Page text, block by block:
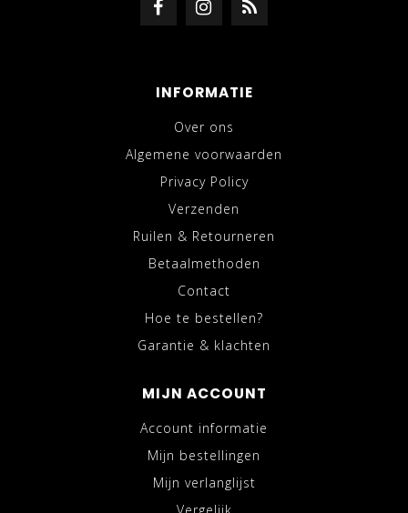
INFORMATIE
Over ons
Algemene voorwaarden
Privacy Policy
Verzenden
Ruilen & Retourneren
Betaalmethoden
Contact
Hoe te bestellen?
Garantie & klachten
MIJN ACCOUNT
Account informatie
Mijn bestellingen
Mijn verlanglijst